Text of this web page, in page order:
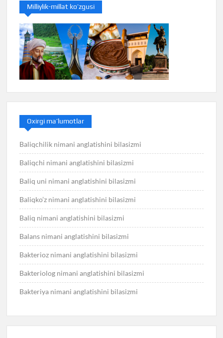
Milliylik-millat ko’zgusi
Oxirgi ma’lumotlar
Baliqchilik nimani anglatishini bilasizmi
Baliqchi nimani anglatishini bilasizmi
Baliq uni nimani anglatishini bilasizmi
Baliqko’z nimani anglatishini bilasizmi
Baliq nimani anglatishini bilasizmi
Balans nimani anglatishini bilasizmi
Bakterioz nimani anglatishini bilasizmi
Bakteriolog nimani anglatishini bilasizmi
Bakteriya nimani anglatishini bilasizmi